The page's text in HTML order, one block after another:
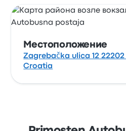
Местоположение
Zagrebačka ulica 12
Croatia